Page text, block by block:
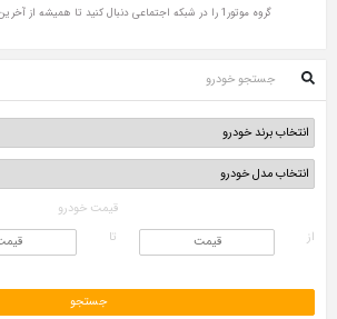
گروه موتور1 را در شبکه اجتماعی دنبال کنید تا همیشه از آخرین اخبار ما مطلع باشید!
جستجو خودرو
قیمت خودرو
از
تا